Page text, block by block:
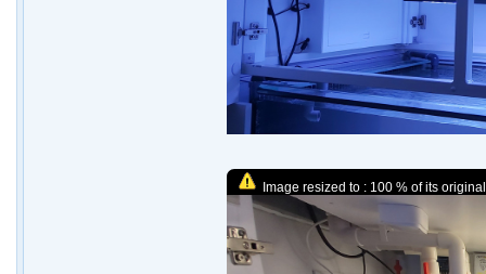
Image resized to : 100 % of its